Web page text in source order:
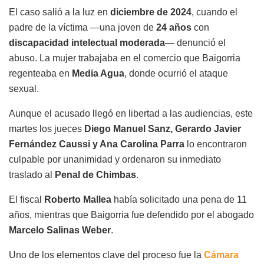
El caso salió a la luz en diciembre de 2024, cuando el
padre de la víctima —una joven de 24 años con
discapacidad intelectual moderada— denunció el
abuso. La mujer trabajaba en el comercio que Baigorria
regenteaba en Media Agua, donde ocurrió el ataque
sexual.
Aunque el acusado llegó en libertad a las audiencias, este
martes los jueces Diego Manuel Sanz, Gerardo Javier
Fernández Caussi y Ana Carolina Parra lo encontraron
culpable por unanimidad y ordenaron su inmediato
traslado al
Penal de Chimbas.
El fiscal Roberto Mallea había solicitado una pena de 11
años, mientras que Baigorria fue defendido por el abogado
Marcelo Salinas Weber.
Uno de los elementos clave del proceso fue la Cámara